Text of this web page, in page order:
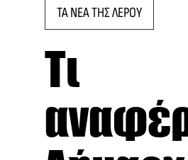
ΤΑ ΝΕΑ ΤΗΣ ΛΕΡΟΥ
Τι